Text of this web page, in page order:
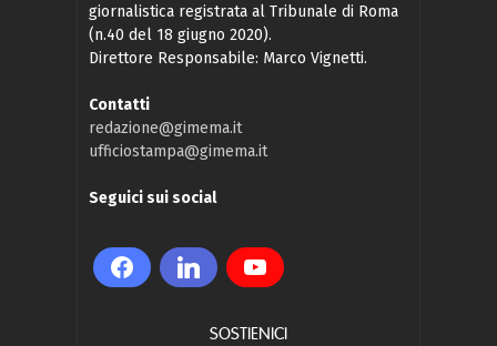
giornalistica registrata al Tribunale di Roma
(n.40 del 18 giugno 2020).
Direttore Responsabile: Marco Vignetti.
Contatti
redazione@gimema.it
ufficiostampa@gimema.it
Seguici sui social
SOSTIENICI